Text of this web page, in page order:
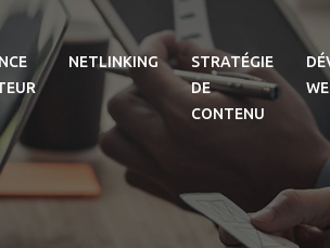
NETLINKING
STRATÉGIE
DE
CONTENU